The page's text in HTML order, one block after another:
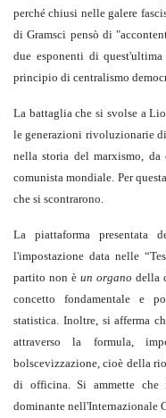
perché chiusi nelle galere
di Gramsci pensò di
due esponenti di
principio di centralismo
La battaglia che si svolse a
le generazioni rivoluzionarie
nella storia del marxismo,
comunista mondiale. Per
che si scontrarono.
La piattaforma presentata
l'impostazione data nelle
partito non è un organo della
concetto fondamentale e
statistica. Inoltre, si afferma
attraverso la formula,
bolscevizzazione, cioè della
di officina. Si ammette che
dominante nell'Internazionale